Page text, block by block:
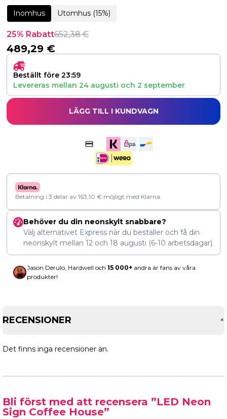
Inomhus Utomhus (15%)
25% Rabatt652,38€
489,29 €
Beställt före 23:59
Levereras mellan 24 augusti och 2 september
LÄGG TILL I KUNDVAGN
Betalning i 3 delar av 163,10 € möjligt med Klarna.
Behöver du din neonskylt snabbare?
Välj alternativet Express när du beställer och få din
neonskylt mellan 12 och 18 augusti (6-10 arbetsdagar).
Jason Derulo, Hardwell och 15 000+ andra är fans av våra
produkter!
RECENSIONER +
Det finns inga recensioner än.
Bli först med att recensera ”LED Neon
Sign Coffee House”